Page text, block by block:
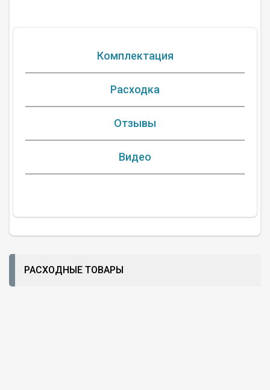
Комплектация
Расходка
Отзывы
Видео
РАСХОДНЫЕ ТОВАРЫ